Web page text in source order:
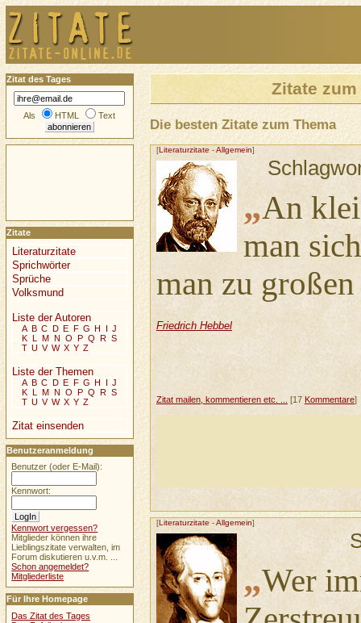
Zitate
Die besten Zitate zum Thema
[Literaturzitate -Allgemein]
„An
man
man zu
Friedrich Hebbel
Zitat mailen, kommentieren etc. ... [17 Kommentare]
[Literaturzitate -Allgemein]
„Wer
Zitat des Tages
Als HTML Text
Zitate
Literaturzitate
Sprichwörter
Sprüche
Volksmund
Liste der Autoren
A B C D E F G H I J
K L M N O P Q R S
T U V W X Y Z
Liste der Themen
A B C D E F G H I J
K L M N O P Q R S
T U V W X Y Z
Zitat einsenden
Benutzeranmeldung
Benutzer (oder E-Mail):
Kennwort:
Kennwort vergessen?
Mitglieder können ihre
Lieblingszitate verwalten, im
Forum diskutieren u.v.m. ...
Schon angemeldet?
Mitgliederliste
Für Ihre Homepage
Das Zitat des Tages